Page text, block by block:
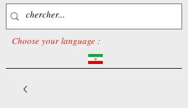
Choose your language :